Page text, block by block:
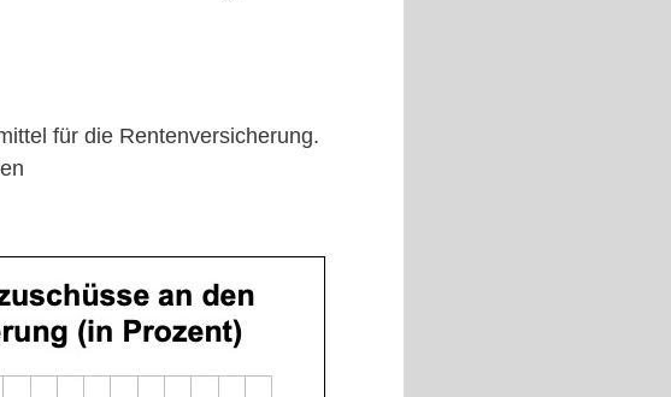
für die Rentenversicherung.